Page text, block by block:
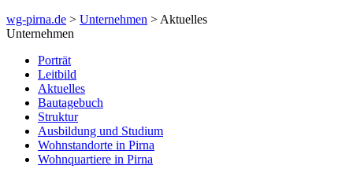
wg-pirna.de > Unternehmen > Aktuelles
Unternehmen
Porträt
Leitbild
Aktuelles
Bautagebuch
Struktur
Ausbildung und Studium
Wohnstandorte in Pirna
Wohnquartiere in Pirna